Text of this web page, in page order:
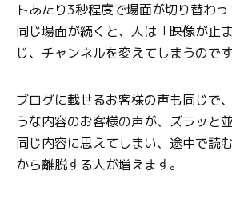
トあたり3秒程度で場面が切り替わ
同じ場面が続くと、人は「映像が止
じ、チャンネルを変えてしまうのです
ブログに載せるお客様の声も同じで
うな内容のお客様の声が、ズラッと
同じ内容に思えてしまい、途中で読
から離脱する人が増えます。